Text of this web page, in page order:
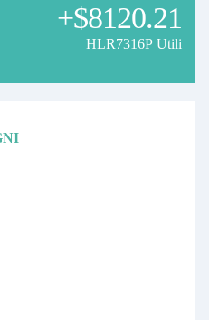
+$8120.21
HLR7316P Utili